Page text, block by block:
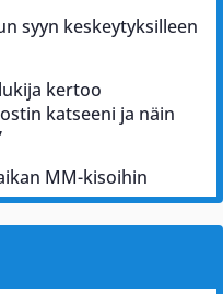
syyn keskeytyksilleen
kertoo
katseeni ja näin
MM-kisoihin